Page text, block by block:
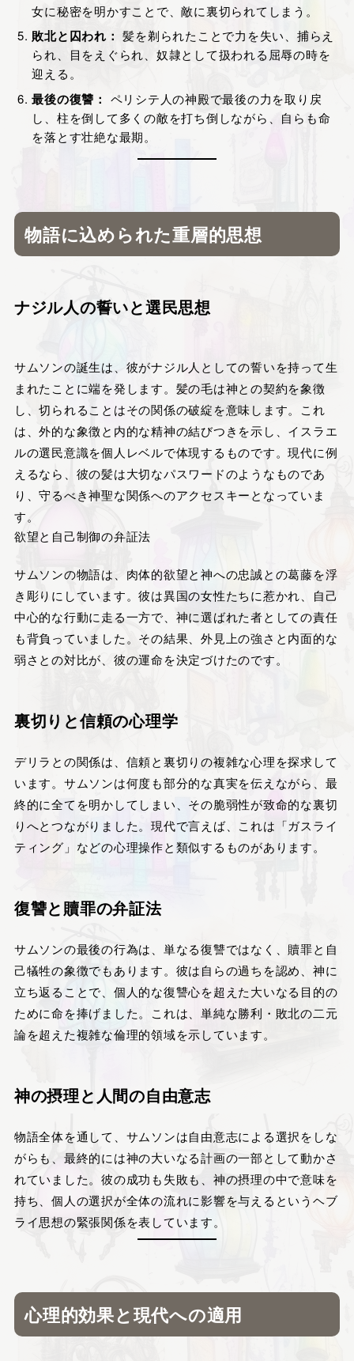
女に秘密を明かすことで、敵に裏切られてしまう。
敗北と囚われ： 髪を剃られたことで力を失い、捕らえ
られ、目をえぐられ、奴隷として扱われる屈辱の時を
迎える。
最後の復讐： ペリシテ人の神殿で最後の力を取り戻
し、柱を倒して多くの敵を打ち倒しながら、自らも命
を落とす壮絶な最期。
物語に込められた重層的思想
ナジル人の誓いと選民思想
サムソンの誕生は、彼がナジル人としての誓いを持って生
まれたことに端を発します。髪の毛は神との契約を象徴
し、切られることはその関係の破綻を意味します。これ
は、外的な象徴と内的な精神の結びつきを示し、イスラエ
ルの選民意識を個人レベルで体現するものです。現代に例
えるなら、彼の髪は大切なパスワードのようなものであ
り、守るべき神聖な関係へのアクセスキーとなっていま
す。
欲望と自己制御の弁証法
サムソンの物語は、肉体的欲望と神への忠誠との葛藤を浮
き彫りにしています。彼は異国の女性たちに惹かれ、自己
中心的な行動に走る一方で、神に選ばれた者としての責任
も背負っていました。その結果、外見上の強さと内面的な
弱さとの対比が、彼の運命を決定づけたのです。
裏切りと信頼の心理学
デリラとの関係は、信頼と裏切りの複雑な心理を探求して
います。サムソンは何度も部分的な真実を伝えながら、最
終的に全てを明かしてしまい、その脆弱性が致命的な裏切
りへとつながりました。現代で言えば、これは「ガスライ
ティング」などの心理操作と類似するものがあります。
復讐と贖罪の弁証法
サムソンの最後の行為は、単なる復讐ではなく、贖罪と自
己犠牲の象徴でもあります。彼は自らの過ちを認め、神に
立ち返ることで、個人的な復讐心を超えた大いなる目的の
ために命を捧げました。これは、単純な勝利・敗北の二元
論を超えた複雑な倫理的領域を示しています。
神の摂理と人間の自由意志
物語全体を通して、サムソンは自由意志による選択をしな
がらも、最終的には神の大いなる計画の一部として動かさ
れていました。彼の成功も失敗も、神の摂理の中で意味を
持ち、個人の選択が全体の流れに影響を与えるというヘブ
ライ思想の緊張関係を表しています。
心理的効果と現代への適用